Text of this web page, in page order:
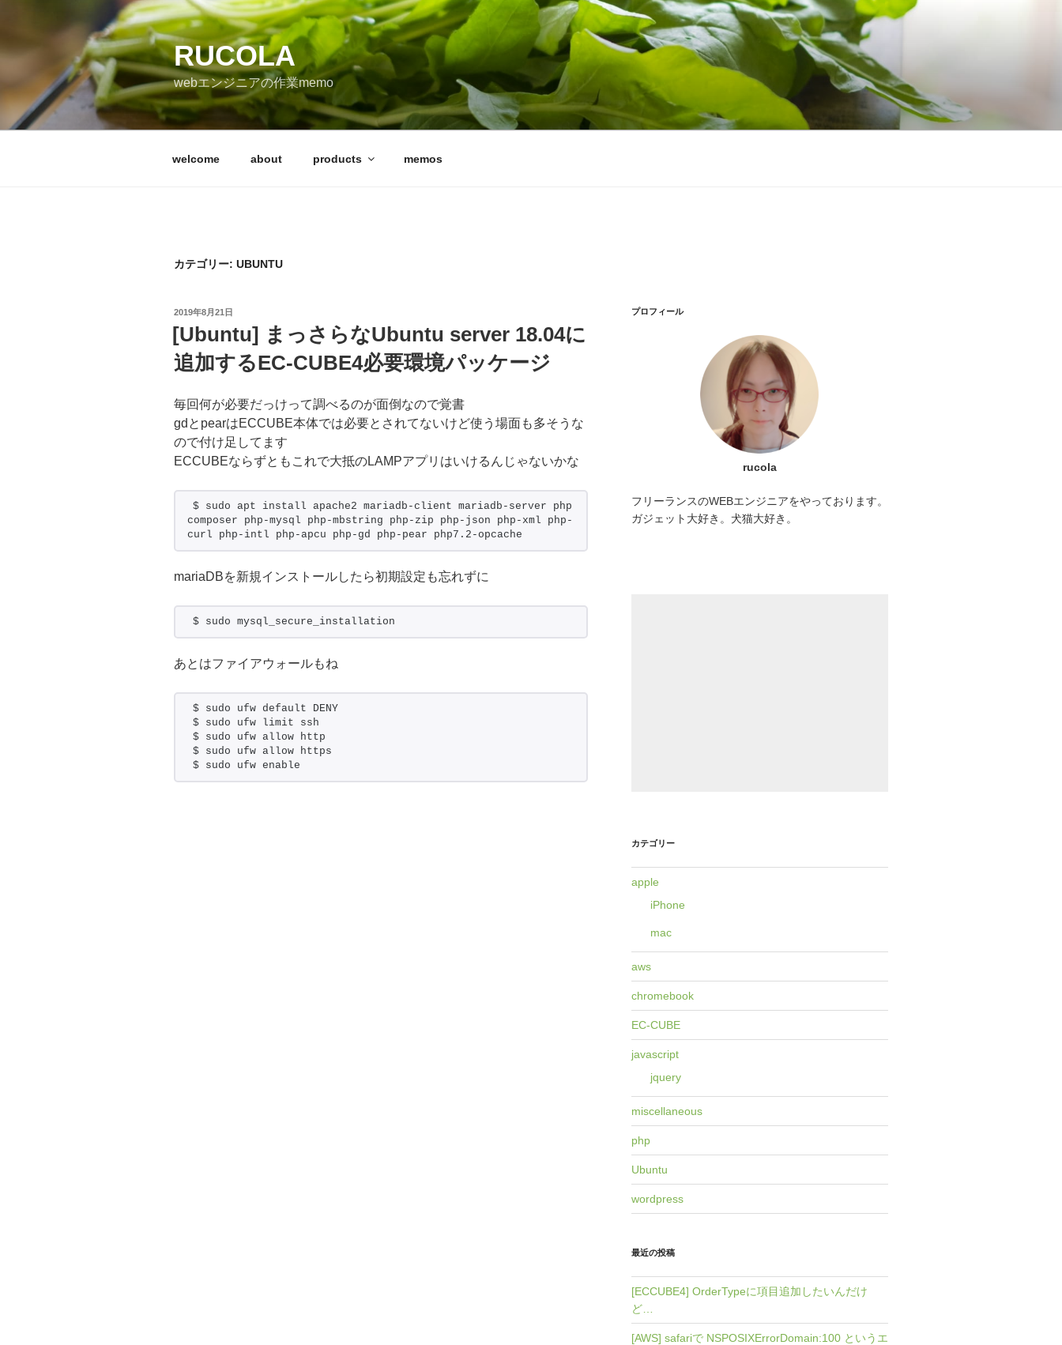
へ
RUCOLA
webエンジニアの作業memo
welcome about products memos
カテゴリー: UBUNTU
投
日:
2019年8月21日
[Ubuntu] まっさらなUbuntu server 18.04に
追加するEC-CUBE4必要環境パッケージ
毎回何が必要だっけって調べるのが面倒なので覚書
gdとpearはECCUBE本体では必要とされてないけど使う場面も多そうな
ので付け足してます
ECCUBEならずともこれで大抵のLAMPアプリはいけるんじゃないかな
$ sudo apt install apache2 mariadb-client mariadb-server php
composer php-mysql php-mbstring php-zip php-json php-xml php-
curl php-intl php-apcu php-gd php-pear php7.2-opcache
mariaDBを新規インストールしたら初期設定も忘れずに
$ sudo mysql_secure_installation
あとはファイアウォールもね
$ sudo ufw default DENY
$ sudo ufw limit ssh
$ sudo ufw allow http
$ sudo ufw allow https
$ sudo ufw enable
プロフィール
rucola
フリーランスのWEBエンジニアをやっております。
ガジェット大好き。犬猫大好き。
カテゴリー
apple
iPhone
mac
aws
chromebook
EC-CUBE
javascript
jquery
miscellaneous
php
Ubuntu
wordpress
最近の投稿
[ECCUBE4] OrderTypeに項目追加したいんだけ
ど…
[AWS] safariで NSPOSIXErrorDomain:100 というエ